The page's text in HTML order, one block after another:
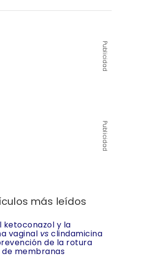
Publicidad
Publicidad
más leídos
ketoconazol y la
vaginal vs clindamicina
de la rotura
membranas